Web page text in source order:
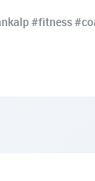
#fitness